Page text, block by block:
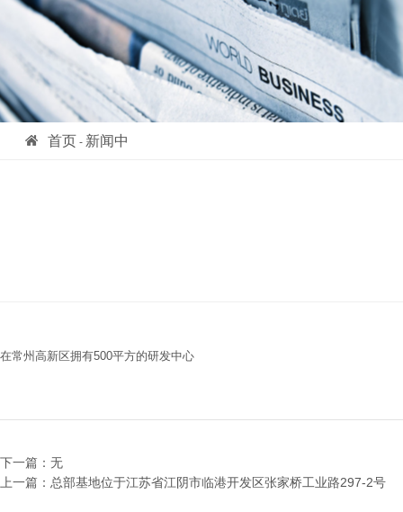
首页 - 新闻中
在常州高新区拥有500平方的研发中心
下一篇：无
上一篇：总部基地位于江苏省江阴市临港开发区张家桥工业路297-2号